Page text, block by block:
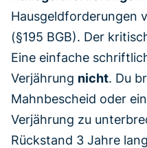
Hausgeldforderungen
(§195 BGB). Der
Eine einfache
Verjährung nicht. Du
Mahnbescheid oder
Verjährung zu
Rückstand 3 Jahre